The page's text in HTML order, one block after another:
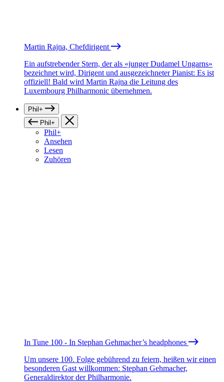
Martin Rajna, Chefdirigent
Ein aufstrebender Stern, der als «junger Dudamel Ungarns»
bezeichnet wird, Dirigent und ausgezeichneter Pianist: Es ist
offiziell! Bald wird Martin Rajna die Leitung des
Luxembourg Philharmonic übernehmen.
Phil+
Phil+
Phil+
Ansehen
Lesen
Zuhören
In Tune 100 - In Stephan Gehmacher’s headphones
Um unsere 100. Folge gebührend zu feiern, heißen wir einen
besonderen Gast willkommen: Stephan Gehmacher,
Generaldirektor der Philharmonie.